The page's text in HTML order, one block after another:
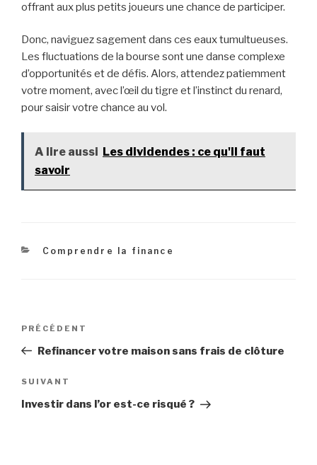
offrant aux plus petits joueurs une chance de participer.
Donc, naviguez sagement dans ces eaux tumultueuses.
Les fluctuations de la bourse sont une danse complexe
d’opportunités et de défis. Alors, attendez patiemment
votre moment, avec l’œil du tigre et l’instinct du renard,
pour saisir votre chance au vol.
A lire aussi Les dividendes : ce qu'il faut
savoir
Catégories
Comprendre la finance
Navigation
l’article
Article
précédent
PRÉCÉDENT
Refinancer votre maison sans frais de clôture
Article
suivant
SUIVANT
Investir dans l’or est-ce risqué ?